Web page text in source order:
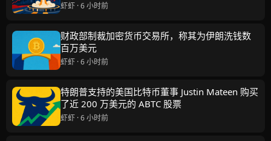
虾虾 · 6 小时前
财政部制裁加密货币交易所，称其为伊朗洗钱数
百万美元
虾虾 · 6 小时前
特朗普支持的美国比特币董事 Justin Mateen 购买
了近 200 万美元的 ABTC 股票
虾虾 · 6 小时前